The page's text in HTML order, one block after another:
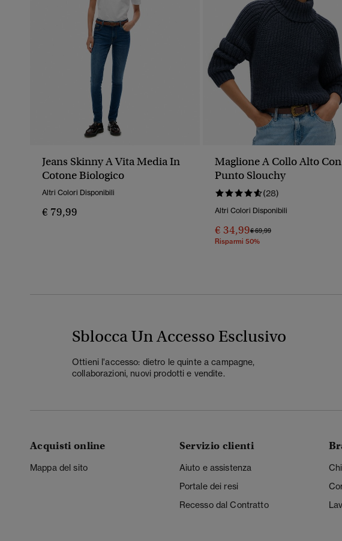
Jeans Skinny A Vita Media In
Cotone Biologico
Altri Colori Disponibili
€ 79,99
Maglione A Collo Alto Con
Punto Slouchy
(28)
Altri Colori Disponibili
€ 34,99Prezzo Ridotto Da
€ 69,99A
Risparmi 50%
Sblocca Un Accesso Esclusivo
Ottieni l'accesso: dietro le quinte a campagne,
collaborazioni, nuovi prodotti e vendite.
Acquisti online
Mappa del sito
Servizio clienti
Aiuto e assistenza
Portale dei resi
Recesso dal Contratto